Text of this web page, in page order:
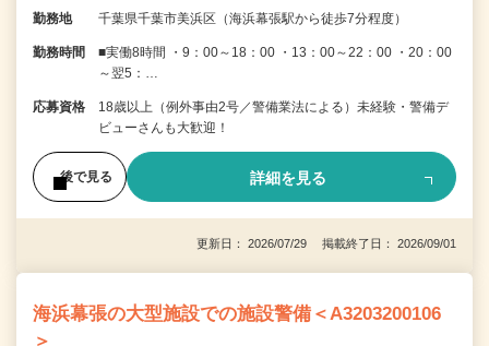
勤務地 千葉県千葉市美浜区（海浜幕張駅から徒歩7分程度）
勤務時間
■実働8時間 ・9：00～18：00 ・13：00～22：00 ・20：00
～翌5：…
応募資格
18歳以上（例外事由2号／警備業法による）未経験・警備デ
ビューさんも大歓迎！
後で見る 詳細を見る
更新日： 2026/07/29 掲載終了日： 2026/09/01
海浜幕張の大型施設での施設警備＜A3203200106
＞